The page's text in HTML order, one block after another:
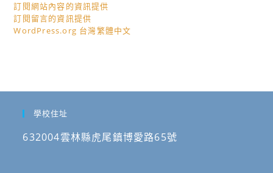
訂閱網站內容的資訊提供
訂閱留言的資訊提供
WordPress.org 台灣繁體中文
學校住址
632004雲林縣虎尾鎮博愛路65號